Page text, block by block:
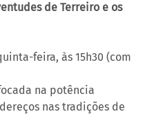
de Terreiro e os
feira, às 15h30 (com
na potência
nas tradições de